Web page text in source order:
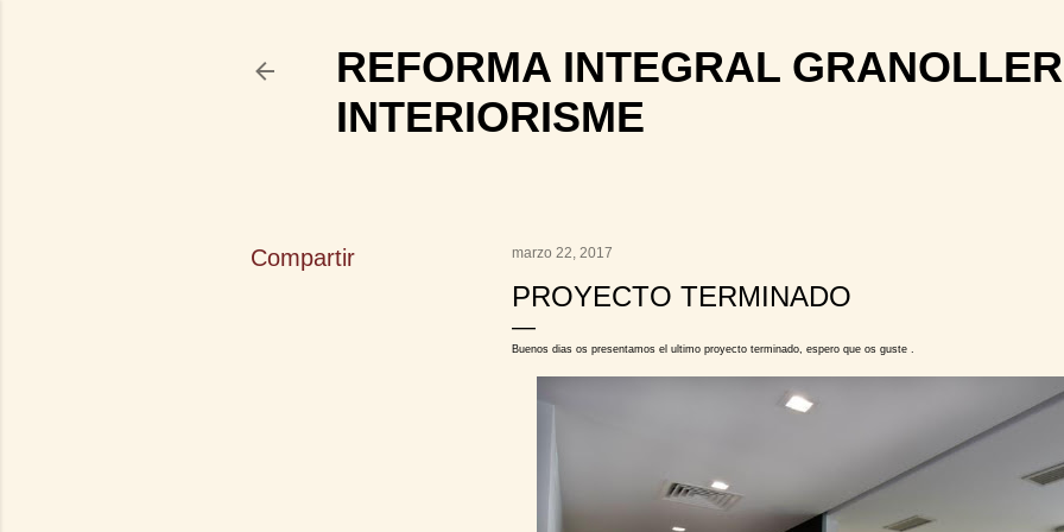
REFORMA INTEGRAL
INTERIORISME
Compartir marzo 22, 2017
PROYECTO TERMINADO
Buenos dias os presentamos el ultimo proyecto terminado, espero que os guste .